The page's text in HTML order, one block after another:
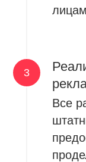
Все